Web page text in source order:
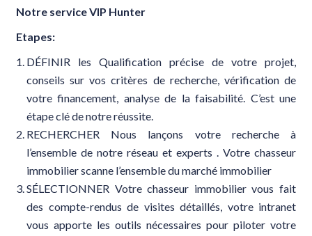
Notre service VIP Hunter
Etapes:
DÉFINIR les Qualification précise de votre projet,
conseils sur vos critères de recherche, vérification de
votre financement, analyse de la faisabilité. C’est une
étape clé de notre réussite.
RECHERCHER Nous lançons votre recherche à
l’ensemble de notre réseau et experts . Votre chasseur
immobilier scanne l’ensemble du marché immobilier
SÉLECTIONNER Votre chasseur immobilier vous fait
des compte-rendus de visites détaillés, votre intranet
vous apporte les outils nécessaires pour piloter votre